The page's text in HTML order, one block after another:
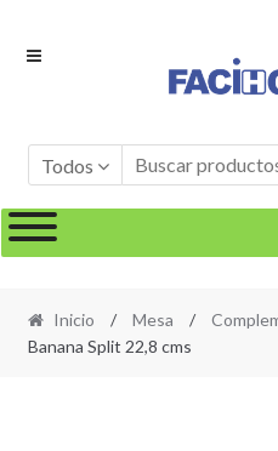
Ir
Ir
Todos
Inicio / Mesa /
Banana Split 22,8 cms